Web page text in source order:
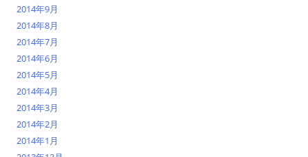
2014年9月
2014年8月
2014年7月
2014年6月
2014年5月
2014年4月
2014年3月
2014年2月
2014年1月